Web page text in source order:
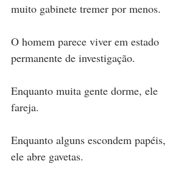
muito gabinete tremer por menos.
O homem parece viver em estado
permanente de investigação.
Enquanto muita gente dorme, ele
fareja.
Enquanto alguns escondem papéis,
ele abre gavetas.